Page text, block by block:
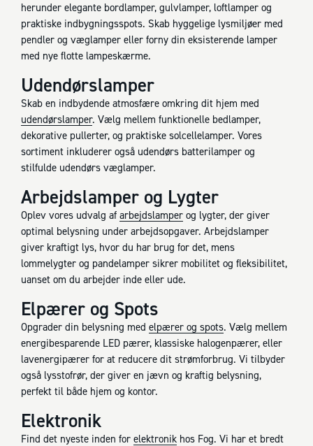
herunder elegante bordlamper, gulvlamper, loftlamper og
praktiske indbygningsspots. Skab hyggelige lysmiljøer med
pendler og væglamper eller forny din eksisterende lamper
med nye flotte lampeskærme.
Udendørslamper
Skab en indbydende atmosfære omkring dit hjem med
udendørslamper. Vælg mellem funktionelle bedlamper,
dekorative pullerter, og praktiske solcellelamper. Vores
sortiment inkluderer også udendørs batterilamper og
stilfulde udendørs væglamper.
Arbejdslamper og Lygter
Oplev vores udvalg af arbejdslamper og lygter, der giver
optimal belysning under arbejdsopgaver. Arbejdslamper
giver kraftigt lys, hvor du har brug for det, mens
lommelygter og pandelamper sikrer mobilitet og fleksibilitet,
uanset om du arbejder inde eller ude.
Elpærer og Spots
Opgrader din belysning med elpærer og spots. Vælg mellem
energibesparende LED pærer, klassiske halogenpærer, eller
lavenergipærer for at reducere dit strømforbrug. Vi tilbyder
også lysstofrør, der giver en jævn og kraftig belysning,
perfekt til både hjem og kontor.
Elektronik
Find det nyeste inden for elektronik hos Fog. Vi har et bredt